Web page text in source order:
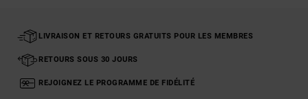
LIVRAISON ET RETOURS GRATUITS POUR LES MEMBRES
RETOURS SOUS 30 JOURS
REJOIGNEZ LE PROGRAMME DE FIDÉLITÉ